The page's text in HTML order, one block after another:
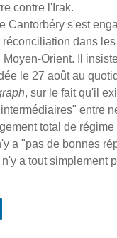
contre l'Irak.
Cantorbéry s'est
dans
Moyen-Orient. Il
le 27 août au
, sur le fait qu'il
entre
total de régime
a "pas de bonnes
a tout simplement